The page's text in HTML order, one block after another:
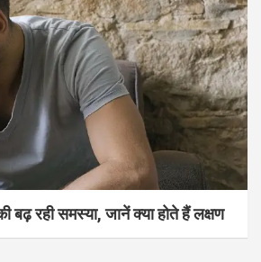
बढ़ रही समस्या, जानें क्या होते हैं लक्षण